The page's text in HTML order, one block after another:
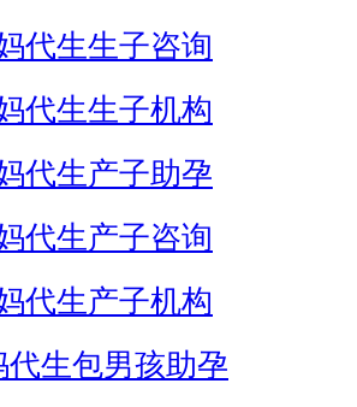
代生生子咨询
代生生子机构
代生产子助孕
代生产子咨询
代生产子机构
代生包男孩助孕